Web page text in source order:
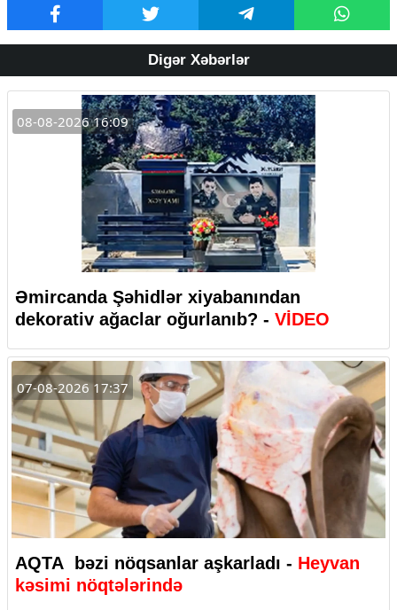
Digər Xəbərlər
08-08-2026 16:09
Əmircanda Şəhidlər xiyabanından
dekorativ ağaclar oğurlanıb? - VİDEO
07-08-2026 17:37
AQTA bəzi nöqsanlar aşkarladı - Heyvan
kəsimi nöqtələrində